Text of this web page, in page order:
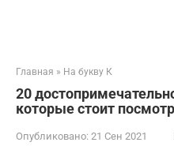
Главная » На букву К
20
которые стоит
Опубликовано: 21 Сен 2021